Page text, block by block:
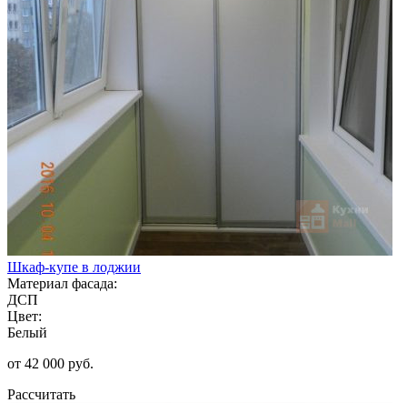
Шкаф-купе в лоджии
Материал фасада:
ДСП
Цвет:
Белый
от 42 000 руб.
Рассчитать